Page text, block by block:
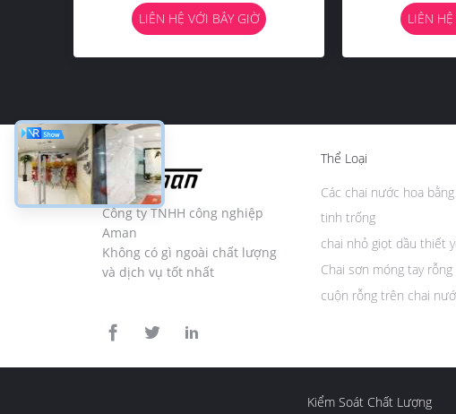
Buôn
LIÊN HỆ VỚI BÂY GIỜ LIÊN
Công ty TNHH công nghiệp
Aman
Không có gì ngoài chất lượng
và dịch vụ tốt nhất
Thể Loại
cuộn rỗng trên chai
Các chai nước hoa
tinh trống
chai nhỏ giọt dầu thiết
Chai sơn móng tay rỗng
Kiểm Soát Chất Lượng